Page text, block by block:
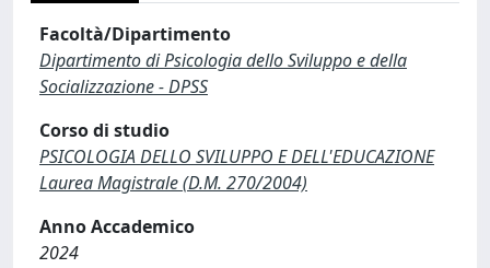
Facoltà/Dipartimento
Dipartimento di Psicologia dello Sviluppo e della
Socializzazione - DPSS
Corso di studio
PSICOLOGIA DELLO SVILUPPO E DELL'EDUCAZIONE
Laurea Magistrale (D.M. 270/2004)
Anno Accademico
2024